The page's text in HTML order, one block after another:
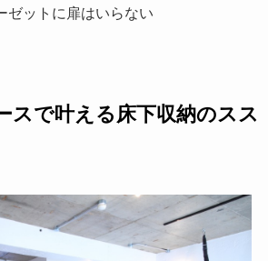
ゼットに扉はいらない
スで叶える床下収納のスス